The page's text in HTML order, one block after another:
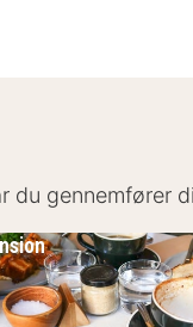
gennemfører